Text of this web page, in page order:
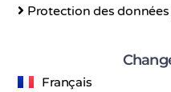
Protection des
Français